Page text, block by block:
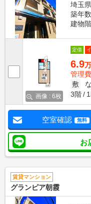
埼玉
築年数
建物
画像 : 6枚
定借
6.9
管理
敷
3階
空室確認 無料
お
賃貸マンション
グランピア朝霞